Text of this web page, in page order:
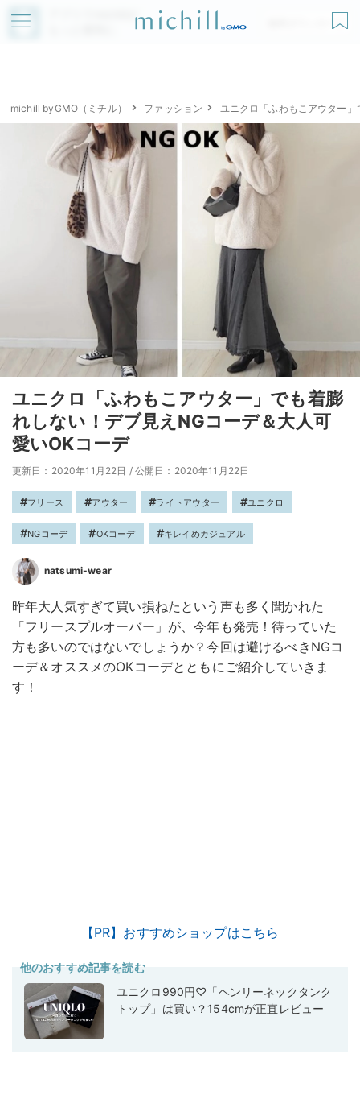
アプリでmichillが
無料ダウンロード
michill byGMO（ミチル） ファッション ユニクロ「ふわもこアウター
ユニクロ「ふわもこアウター」でも着膨
れしない！デブ見えNGコーデ＆大人可
愛いOKコーデ
更新日：2020年11月22日 / 公開日：2020年11月22日
フリース アウター ライトアウター ユニクロ
NGコーデ OKコーデ キレイめカジュアル
natsumi-wear
昨年大人気すぎて買い損ねたという声も多く聞かれた
「フリースプルオーバー」が、今年も発売！待っていた
方も多いのではないでしょうか？今回は避けるべきNGコ
ーデ＆オススメのOKコーデとともにご紹介していきま
す！
【PR】おすすめショップはこちら
他のおすすめ記事を読む
ユニクロ990円♡「ヘンリーネックタンク
トップ」は買い？154cmが正直レビュー